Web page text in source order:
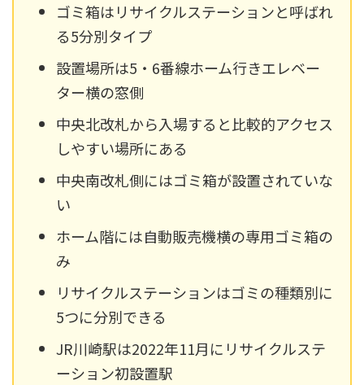
ゴミ箱はリサイクルステーションと呼ばれ
る5分別タイプ
設置場所は5・6番線ホーム行きエレベー
ター横の窓側
中央北改札から入場すると比較的アクセス
しやすい場所にある
中央南改札側にはゴミ箱が設置されていな
い
ホーム階には自動販売機横の専用ゴミ箱の
み
リサイクルステーションはゴミの種類別に
5つに分別できる
JR川崎駅は2022年11月にリサイクルステ
ーション初設置駅